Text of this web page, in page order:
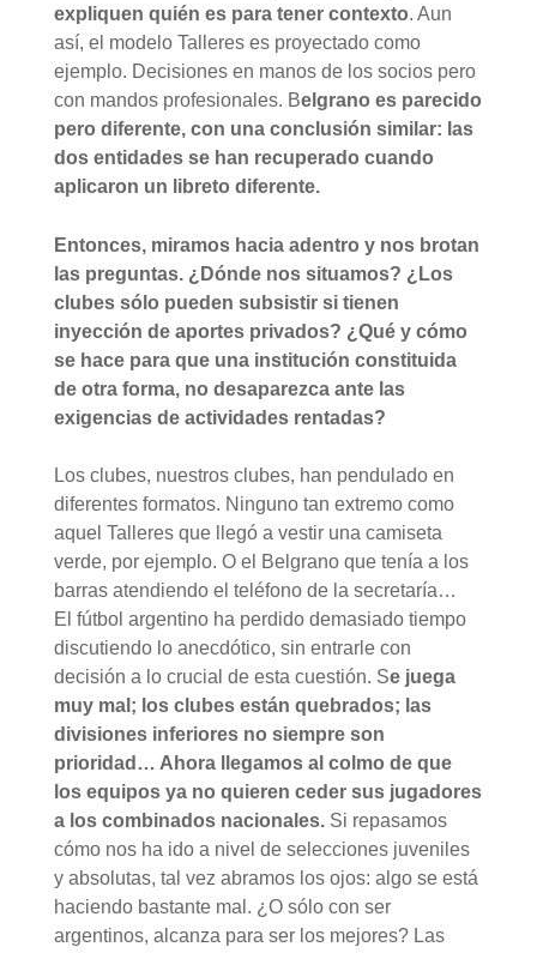
expliquen quién es para tener contexto. Aun
así, el modelo Talleres es proyectado como
ejemplo. Decisiones en manos de los socios pero
con mandos profesionales. Belgrano es parecido
pero diferente, con una conclusión similar: las
dos entidades se han recuperado cuando
aplicaron un libreto diferente.
Entonces, miramos hacia adentro y nos brotan
las preguntas. ¿Dónde nos situamos? ¿Los
clubes sólo pueden subsistir si tienen
inyección de aportes privados? ¿Qué y cómo
se hace para que una institución constituida
de otra forma, no desaparezca ante las
exigencias de actividades rentadas?
Los clubes, nuestros clubes, han pendulado en
diferentes formatos. Ninguno tan extremo como
aquel Talleres que llegó a vestir una camiseta
verde, por ejemplo. O el Belgrano que tenía a los
barras atendiendo el teléfono de la secretaría…
El fútbol argentino ha perdido demasiado tiempo
discutiendo lo anecdótico, sin entrarle con
decisión a lo crucial de esta cuestión. Se juega
muy mal; los clubes están quebrados; las
divisiones inferiores no siempre son
prioridad… Ahora llegamos al colmo de que
los equipos ya no quieren ceder sus jugadores
a los combinados nacionales.Si repasamos
cómo nos ha ido a nivel de selecciones juveniles
y absolutas, tal vez abramos los ojos: algo se está
haciendo bastante mal. ¿O sólo con ser
argentinos, alcanza para ser los mejores? Las